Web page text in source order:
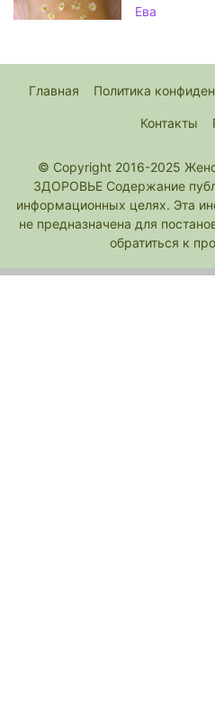
Ева
Главная Политика
Контакты
© Copyright 2016-2025
ЗДОРОВЬЕ Содержание
информационных целях. Эта
не предназначена для
обратиться к